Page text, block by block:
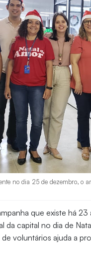
no dia 25 de dezembro, o
que existe há
da capital no dia de
voluntários ajuda a